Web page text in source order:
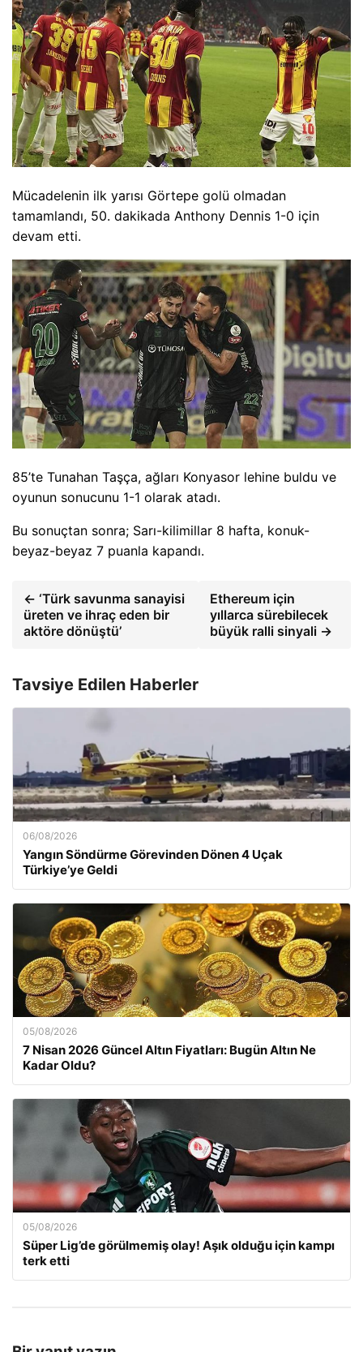
Mücadelenin ilk yarısı Görtepe golü olmadan
tamamlandı, 50. dakikada Anthony Dennis 1-0 için
devam etti.
85’te Tunahan Taşça, ağları Konyasor lehine buldu ve
oyunun sonucunu 1-1 olarak atadı.
Bu sonuçtan sonra; Sarı-kilimillar 8 hafta, konuk-
beyaz-beyaz 7 puanla kapandı.
← ‘Türk savunma sanayisi
üreten ve ihraç eden bir
aktöre dönüştü’
Ethereum için
yıllarca sürebilecek
büyük ralli sinyali →
Tavsiye Edilen Haberler
06/08/2026
Yangın Söndürme Görevinden Dönen 4 Uçak
Türkiye’ye Geldi
05/08/2026
7 Nisan 2026 Güncel Altın Fiyatları: Bugün Altın Ne
Kadar Oldu?
05/08/2026
Süper Lig’de görülmemiş olay! Aşık olduğu için kampı
terk etti